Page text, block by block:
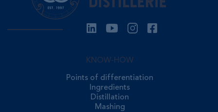
KNOW-HOW
Points of differentiation
Ingredients
Distillation
Mashing